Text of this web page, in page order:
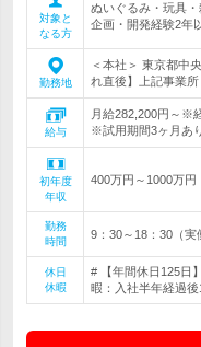
対象と
なる方
ぬいぐるみ・玩具
企画・開発経験2年
勤務地
＜本社＞ 東京都中
れ直後】上記事業所
給与
月給282,200円～※
※試用期間3ヶ月あ
初年度
年収
400万円～1000万円
勤務
時間
9：30～18：30（実
休日
休暇
# 【年間休日125日
暇：入社半年経過